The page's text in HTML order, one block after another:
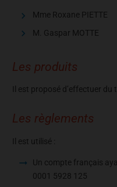
Mme Roxane PIETTE
M. Gaspar MOTTE
Les produits
Il est proposé d’effectuer du
Les règlements
Il est utilisé :
Un compte français
0001 5928 125